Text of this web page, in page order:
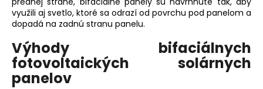
využili aj svetlo, ktoré sa odrazí od povrchu pod panelom a
dopadá na zadnú stranu panelu.
Výhody bifaciálnych
fotovoltaických solárnych
panelov
á
j
s
ť
?